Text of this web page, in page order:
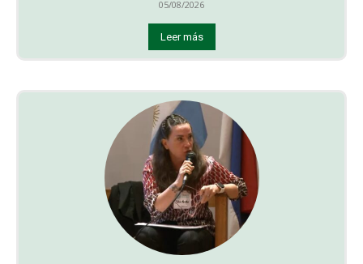
05/08/2026
Leer más